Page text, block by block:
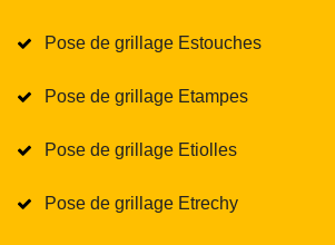
Pose de grillage Estouches
Pose de grillage Etampes
Pose de grillage Etiolles
Pose de grillage Etrechy